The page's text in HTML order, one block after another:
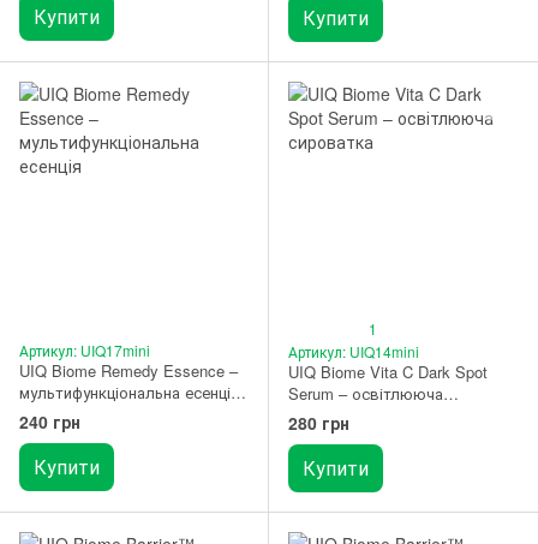
Купити Купити
Артикул: UIQ17mini
UIQ Biome Remedy Essence –
мультифункціональна есенція
10 мл
240 грн
Купити
1
Артикул: UIQ14mini
UIQ Biome Vita C Dark Spot
Serum – освітлююча
сироватка 10 мл
280 грн
Купити